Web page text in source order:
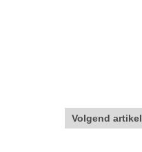
Volgend artikel